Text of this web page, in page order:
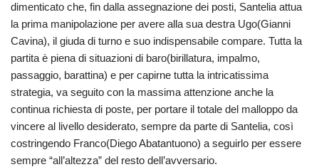
dimenticato che, fin dalla assegnazione dei posti, Santelia attua
la prima manipolazione per avere alla sua destra Ugo(Gianni
Cavina), il giuda di turno e suo indispensabile compare. Tutta la
partita è piena di situazioni di baro(birillatura, impalmo,
passaggio, barattina) e per capirne tutta la intricatissima
strategia, va seguito con la massima attenzione anche la
continua richiesta di poste, per portare il totale del malloppo da
vincere al livello desiderato, sempre da parte di Santelia, così
costringendo Franco(Diego Abatantuono) a seguirlo per essere
sempre “all’altezza” del resto dell’avversario.